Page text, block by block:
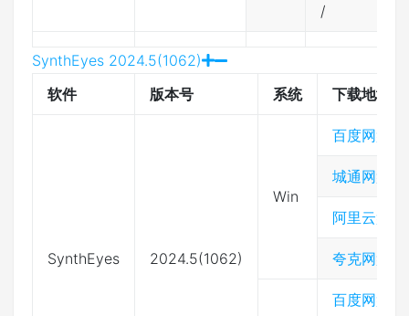
/
SynthEyes 2024.5(1062)
软件
版本号 系统 下载地址
SynthEyes 2024.5(1062)
Win
百度网盘
城通网盘
阿里云盘
夸克网盘
百度网盘